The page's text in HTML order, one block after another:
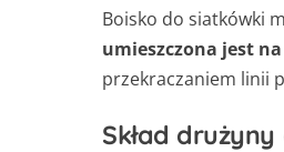
Boisko do siatkówki
umieszczona jest
przekraczaniem linii
Skład